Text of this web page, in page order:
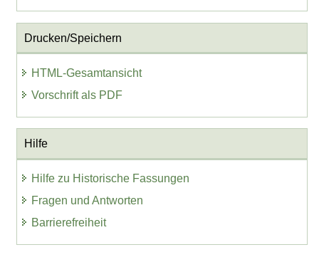
Drucken/Speichern
HTML-Gesamtansicht
Vorschrift als PDF
Hilfe
Hilfe zu Historische Fassungen
Fragen und Antworten
Barrierefreiheit